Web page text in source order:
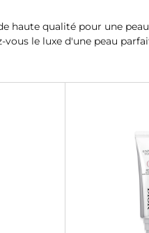
haute qualité pour une peau
le luxe d'une peau